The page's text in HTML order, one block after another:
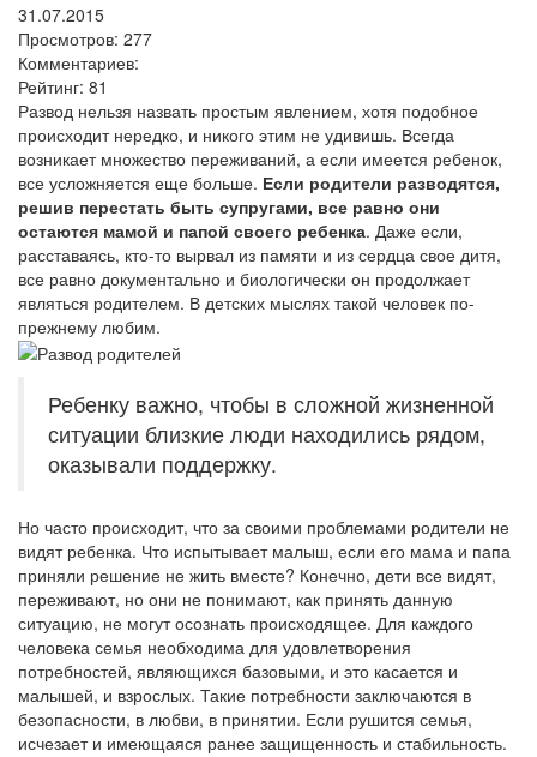
31.07.2015
Просмотров: 277
Комментариев:
Рейтинг: 81
Развод нельзя назвать простым явлением, хотя подобное
происходит нередко, и никого этим не удивишь. Всегда
возникает множество переживаний, а если имеется ребенок,
все усложняется еще больше. Если родители разводятся,
решив перестать быть супругами, все равно они
остаются мамой и папой своего ребенка. Даже если,
расставаясь, кто-то вырвал из памяти и из сердца свое дитя,
все равно документально и биологически он продолжает
являться родителем. В детских мыслях такой человек по-
прежнему любим.
Ребенку важно, чтобы в сложной жизненной
ситуации близкие люди находились рядом,
оказывали поддержку.
Но часто происходит, что за своими проблемами родители не
видят ребенка. Что испытывает малыш, если его мама и папа
приняли решение не жить вместе? Конечно, дети все видят,
переживают, но они не понимают, как принять данную
ситуацию, не могут осознать происходящее. Для каждого
человека семья необходима для удовлетворения
потребностей, являющихся базовыми, и это касается и
малышей, и взрослых. Такие потребности заключаются в
безопасности, в любви, в принятии. Если рушится семья,
исчезает и имеющаяся ранее защищенность и стабильность.